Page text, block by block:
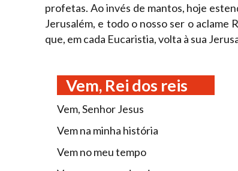
profetas. Ao invés de mantos, hoje
Jerusalém, e todo o nosso ser o aclame
que, em cada Eucaristia, volta à sua
Vem, Rei dos reis
Vem, Senhor Jesus
Vem na minha história
Vem no meu tempo